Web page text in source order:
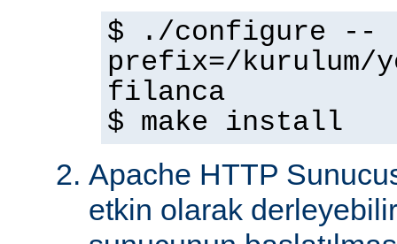
$ ./configure --
prefix=/kurulum/
filanca
$ make install
Apache HTTP
etkin olarak